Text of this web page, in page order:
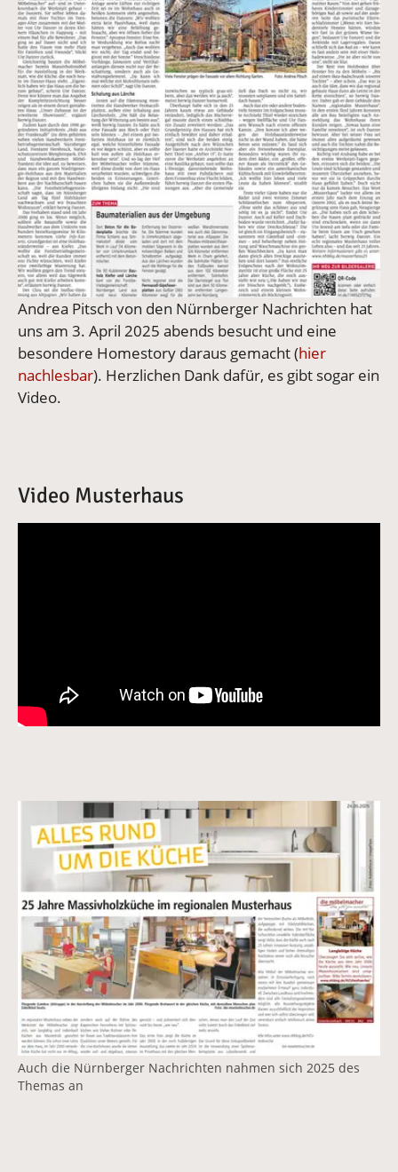
Andrea Pitsch von den Nürnberger Nachrichten hat
uns am 3. April 2025 abends besucht und eine
besondere Homestory daraus gemacht (hier
nachlesbar). Herzlichen Dank dafür, es gibt sogar ein
Video.
Video Musterhaus
Vergrößerte Version anzeigen für Regionales
Auch die Nürnberger Nachrichten nahmen sich 2025 des
Themas an